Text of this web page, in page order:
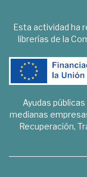
Esta actividad ha
librerías de la
Ayudas
medianas
Recuperación,